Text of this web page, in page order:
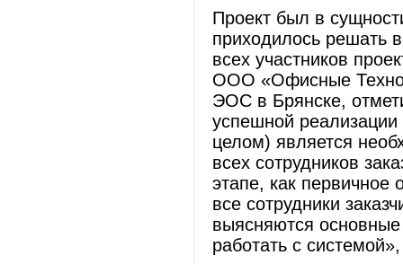
Проект был в
приходилось решать
всех участников
ООО «Офисные
ЭОС в Брянске,
успешной реализации
целом) является
всех сотрудников
этапе, как первичное
все сотрудники
выясняются основные
работать с